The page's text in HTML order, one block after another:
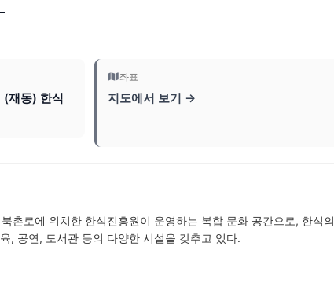
(재동) 한식
좌표
지도에서 보기 →
촌로에 위치한 한식진흥원이 운영하는 복합 문화 공간으로, 한식의
, 공연, 도서관 등의 다양한 시설을 갖추고 있다.